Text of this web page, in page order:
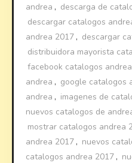
andrea , descarga de
descargar catalogos
andrea 2017 , descargar
distribuidora mayorista
facebook catalogos andrea
andrea , google catalogos
andrea , imagenes de
nuevos catalogos de
mostrar catalogos andrea
andrea 2017 , nuevos
catalogos andrea 2017 ,